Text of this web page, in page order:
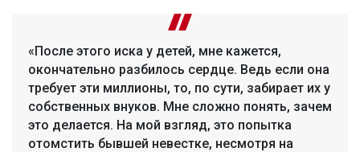
«После этого иска у детей, мне кажется,
окончательно разбилось сердце. Ведь если она
требует эти миллионы, то, по сути, забирает их у
собственных внуков. Мне сложно понять, зачем
это делается. На мой взгляд, это попытка
отомстить бывшей невестке, несмотря на